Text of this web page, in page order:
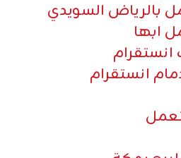
بالرياض السويدي
ابها
انستقرام
انستقرام